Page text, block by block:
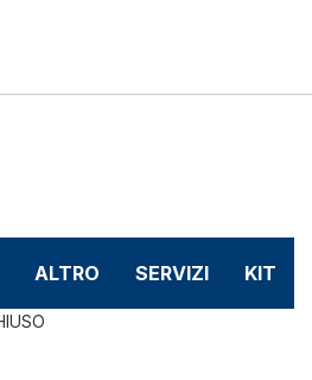
ALTRO SERVIZI KIT